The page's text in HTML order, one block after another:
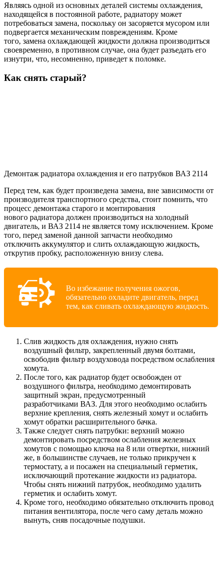
Являясь одной из основных деталей системы охлаждения,
находящейся в постоянной работе, радиатору может
потребоваться замена, поскольку он засоряется мусором или
подвергается механическим повреждениям. Кроме
того, замена охлаждающей жидкости должна производиться
своевременно, в противном случае, она будет разъедать его
изнутри, что, несомненно, приведет к поломке.
Как снять старый?
Демонтаж радиатора охлаждения и его патрубков ВАЗ 2114
Перед тем, как будет произведена замена, вне зависимости от
производителя транспортного средства, стоит помнить, что
процесс демонтажа старого и монтирования
нового радиатора должен производиться на холодный
двигатель, и ВАЗ 2114 не является тому исключением. Кроме
того, перед заменой данной запчасти необходимо
отключить аккумулятор и слить охлаждающую жидкость,
открутив пробку, расположенную внизу слева.
Во избежание получения ожогов,
обязательно охладите двигатель, перед
тем, как сливать охлаждающую жидкость.
Слив жидкость для охлаждения, нужно снять
воздушный фильтр, закрепленный двумя болтами,
освободив фильтр воздуховода посредством ослабления
хомута.
После того, как радиатор будет освобожден от
воздушного фильтра, необходимо демонтировать
защитный экран, предусмотренный
разработчиками ВАЗ. Для этого необходимо ослабить
верхние крепления, снять железный хомут и ослабить
хомут обратки расширительного бачка.
Также следует снять патрубки: верхний можно
демонтировать посредством ослабления железных
хомутов с помощью ключа на 8 или отвертки, нижний
же, в большинстве случаев, не только прикручен к
термостату, а и посажен на специальный герметик,
исключающий протекание жидкости из радиатора.
Чтобы снять нижний патрубок, необходимо удалить
герметик и ослабить хомут.
Кроме того, необходимо обязательно отключить провод
питания вентилятора, после чего саму деталь можно
вынуть, сняв посадочные подушки.